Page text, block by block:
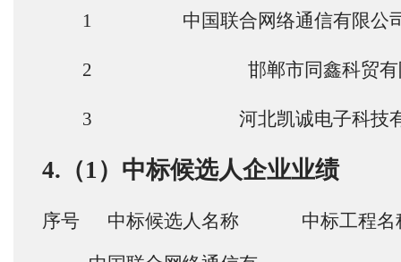
1 中国联合网络通信有限公
2 邯郸市同鑫科贸
3 河北凯诚电子科技
4.（1）中标候选人企业业绩
序号 中标候选人名称 中标工程名